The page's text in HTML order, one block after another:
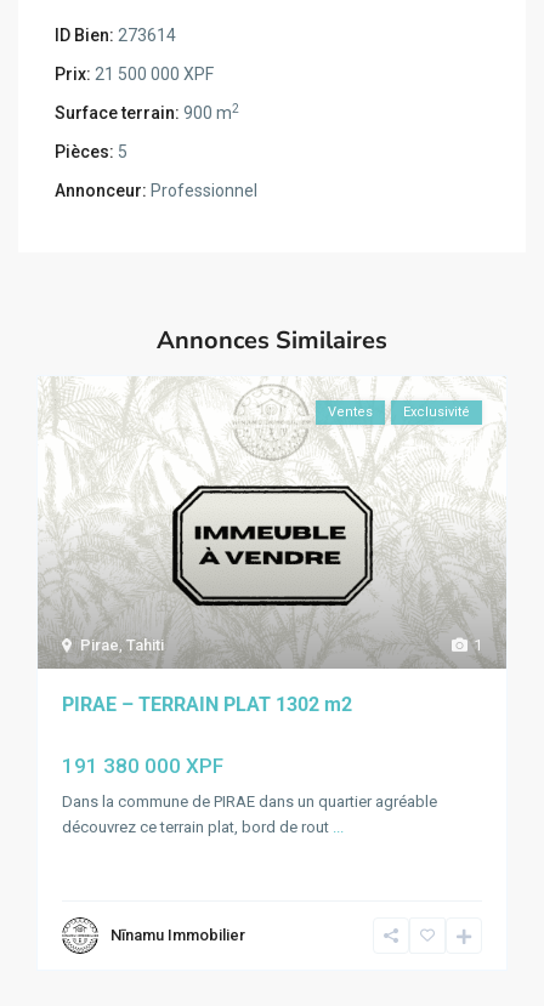
ID Bien: 273614
Prix: 21 500 000 XPF
Surface terrain: 900 m2
Pièces: 5
Annonceur: Professionnel
Annonces Similaires
1
Pirae,Tahiti
Ventes Exclusivité
PIRAE – TERRAIN PLAT 1302 m2
191 380 000 XPF
Dans la commune de PIRAE dans un quartier agréable
découvrez ce terrain plat, bord de rout ...
Nīnamu Immobilier